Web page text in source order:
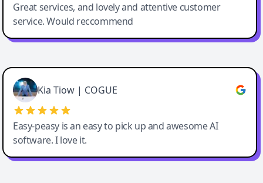
Great services, and lovely and attentive customer
service. Would reccommend
Cody Crabb
Great service, Best AI tool
Kia Tiow | COGUE
Easy-peasy is an easy to pick up and awesome AI
software. I love it.